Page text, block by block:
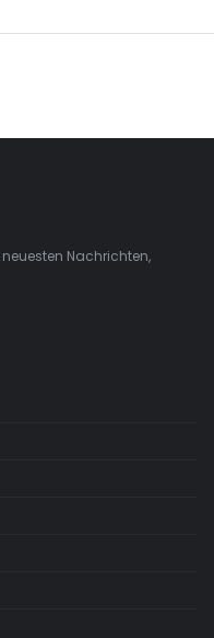
Nachrichten,